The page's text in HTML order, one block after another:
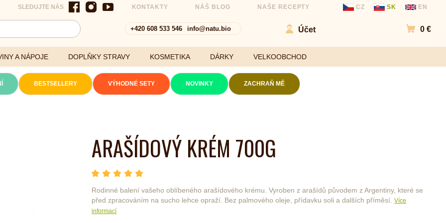
SLEDUJTE NÁS KONTAKTY NÁŠ BLOG NAŠE RECEPTY CZ SK EN
+420 608 533 546 info@natu.bio Účet
Přejít
0 €
A NÁPOJE
ořechy
Ovocné kuličky a
Bezlepkové tyčinky
DOPLŇKY STRAVY KOSMETIKA DÁRKY VELKOOBCHOD
BESTSELLERY VÝHODNÉ SETY NOVINKY ZACHRAŇ MĚ
ARAŠÍDOVÝ KRÉM 700G
hvězda 1
hvězda 2
hvězda 3
hvězda 4
Rodinné balení vašeho oblíbeného arašídového krému. Vyroben z arašídů původem z Argentiny, které se
před zpracováním na sucho lehce opraží. Bez palmového oleje, přídavku soli a dalších příměsí.Více
informací